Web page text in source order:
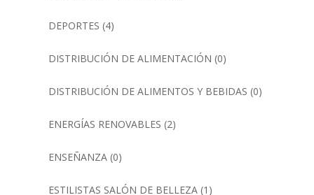
DEPORTES (4)
DISTRIBUCIÓN DE ALIMENTACIÓN (0)
DISTRIBUCIÓN DE ALIMENTOS Y BEBIDAS (0)
ENERGÍAS RENOVABLES (2)
ENSEÑANZA(0)
ESTILISTAS SALÓN DE BELLEZA(1)